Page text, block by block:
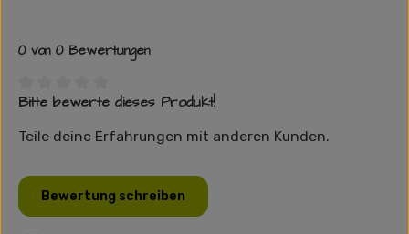
0 von 0 Bewertungen
Durchschnittliche Bewertung von 0 von 5 Sternen
Bitte bewerte dieses Produkt!
Teile deine Erfahrungen mit anderen Kunden.
Bewertung schreiben